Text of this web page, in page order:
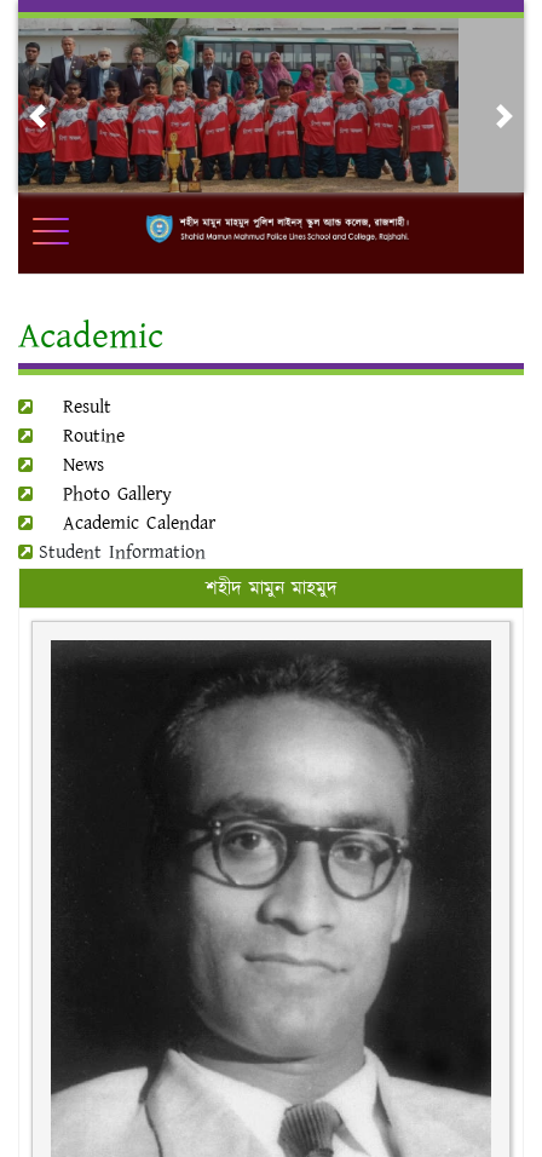
Skip
content
Previous
Academic
Result
Routine
News
Photo Gallery
Academic Calendar
Student Information
শহীদ মামুন মাহমুদ